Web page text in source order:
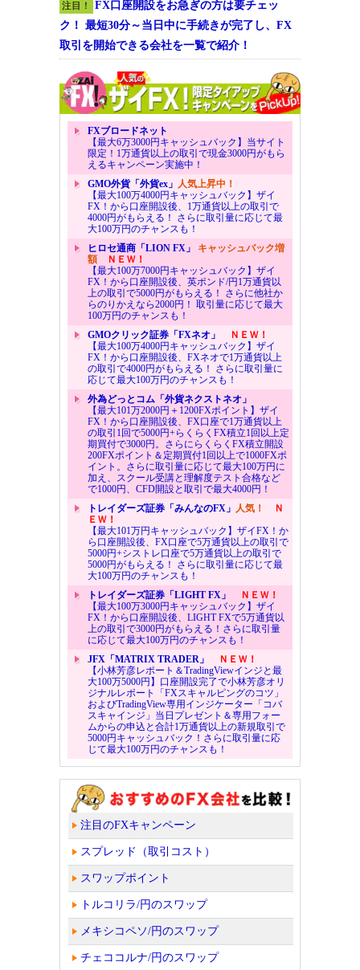
注目！
FX口座開設をお急ぎの方は要チェッ
ク！ 最短30分～当日中に手続きが完了し、FX
取引を開始できる会社を一覧で紹介！
FXブロードネット
【最大6万3000円キャッシュバック】当サイト
限定！1万通貨以上の取引で現金3000円がもら
えるキャンペーン実施中！
GMO外貨「外貨ex」 人気上昇中！
【最大100万4000円キャッシュバック】ザイ
FX！から口座開設後、1万通貨以上の取引で
4000円がもらえる！ さらに取引量に応じて最
大100万円のチャンスも！
ヒロセ通商「LION FX」 キャッシュバック増
額ＮＥＷ！
【最大100万7000円キャッシュバック】ザイ
FX！から口座開設後、英ポンド/円1万通貨以
上の取引で5000円がもらえる！ さらに他社か
らのりかえなら2000円！ 取引量に応じて最大
100万円のチャンスも！
GMOクリック証券「FXネオ」
ＮＥＷ！
【最大100万4000円キャッシュバック】ザイ
FX！から口座開設後、FXネオで1万通貨以上
の取引で4000円がもらえる！ さらに取引量に
応じて最大100万円のチャンスも！
外為どっとコム「外貨ネクストネオ」
【最大101万2000円＋1200FXポイント】ザイ
FX！から口座開設後、FX口座で1万通貨以上
の取引1回で5000円+らくらくFX積立1回以上定
期買付で3000円。さらにらくらくFX積立開設
200FXポイント＆定期買付1回以上で1000FXポ
イント。さらに取引量に応じて最大100万円に
加え、スクール受講と理解度テスト合格など
で1000円、CFD開設と取引で最大4000円！
トレイダーズ証券「みんなのFX」 人気！
Ｎ
ＥＷ！
【最大101万円キャッシュバック】ザイFX！か
ら口座開設後、FX口座で5万通貨以上の取引で
5000円+シストレ口座で5万通貨以上の取引で
5000円がもらえる！ さらに取引量に応じて最
大100万円のチャンスも！
トレイダーズ証券「LIGHT FX」
ＮＥＷ！
【最大100万3000円キャッシュバック】ザイ
FX！から口座開設後、LIGHT FXで5万通貨以
上の取引で3000円がもらえる！さらに取引量
に応じて最大100万円のチャンスも！
JFX「MATRIX TRADER」
ＮＥＷ！
【小林芳彦レポート＆TradingViewインジと最
大100万5000円】口座開設完了で小林芳彦オリ
ジナルレポート「FXスキャルピングのコツ」
およびTradingView専用インジケーター「コバ
スキャインジ」当日プレゼント＆専用フォー
ムからの申込と合計1万通貨以上の新規取引で
5000円キャッシュバック！さらに取引量に応
じて最大100万円のチャンスも！
注目のFXキャンペーン
スプレッド（取引コスト）
スワップポイント
トルコリラ/円のスワップ
メキシコペソ/円のスワップ
チェココルナ/円のスワップ